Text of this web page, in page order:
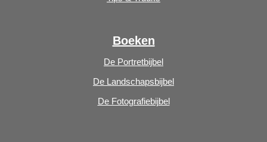
Boeken
De Portretbijbel
De Landschapsbijbel
De Fotografiebijbel